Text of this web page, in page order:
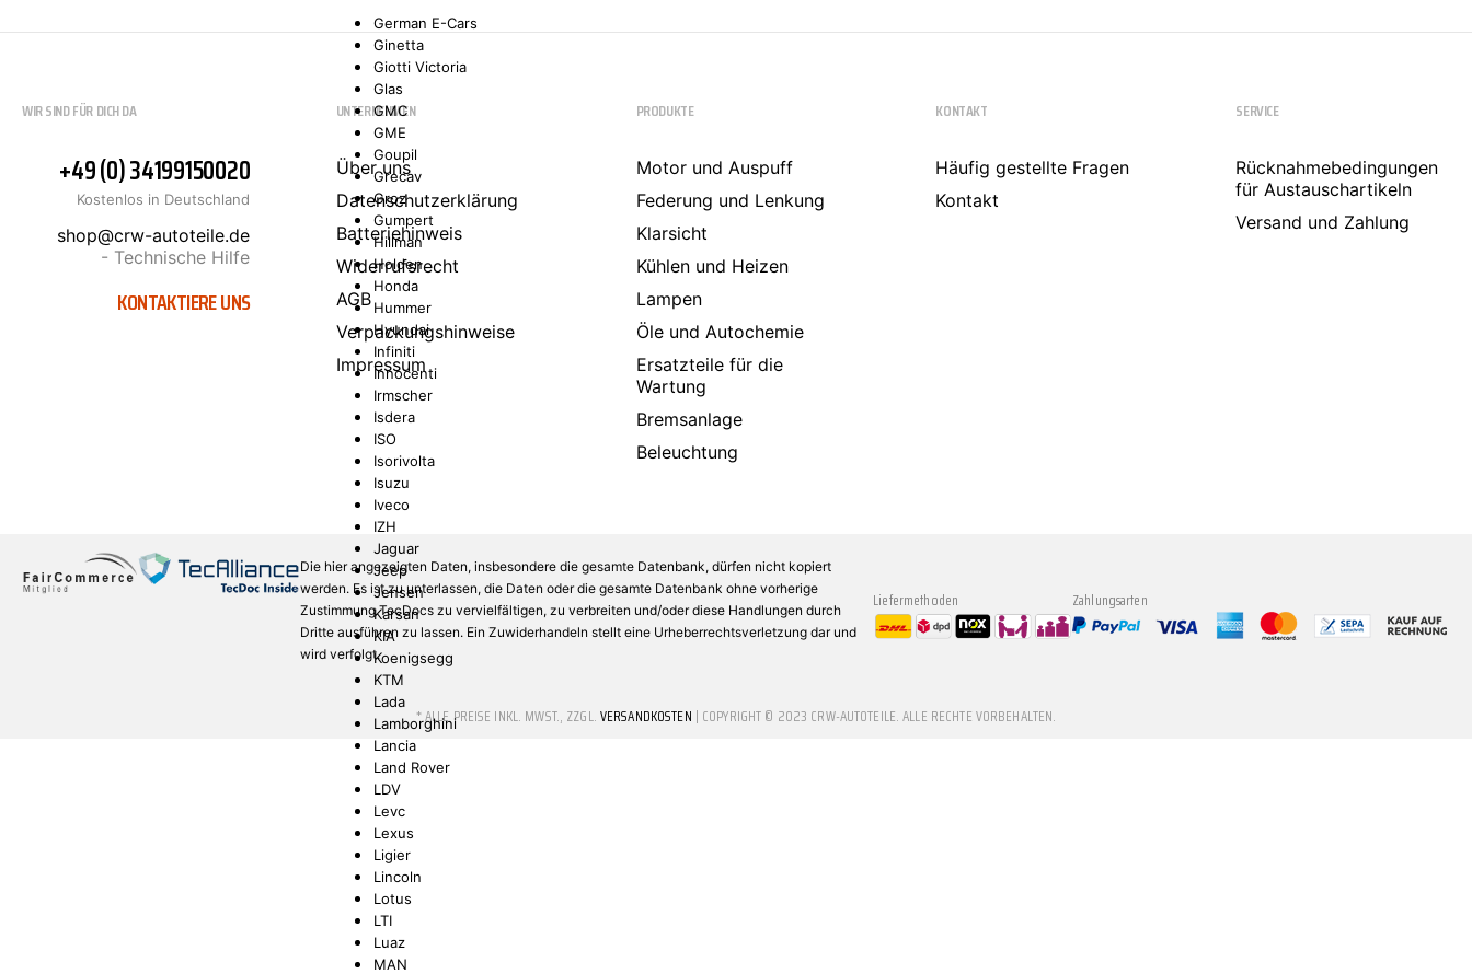
German E-Cars
Ginetta
Giotti Victoria
Glas
GMC
GME
Goupil
Grecav
Groz
Gumpert
Hillman
Holden
Honda
Hummer
Hyundai
Infiniti
Innocenti
Irmscher
Isdera
ISO
Isorivolta
Isuzu
Iveco
IZH
Jaguar
Jeep
Jensen
Karsan
KIA
Koenigsegg
KTM
Lada
Lamborghini
Lancia
Land Rover
LDV
Levc
Lexus
Ligier
Lincoln
Lotus
LTI
Luaz
MAN
WIR SIND FÜR DICH DA
+49 (0) 34199150020
Kostenlos in Deutschland
shop@crw-autoteile.de
- Technische Hilfe
KONTAKTIERE UNS
UNTERNEHMEN
Über uns
Datenschutzerklärung
Batteriehinweis
Widerrufsrecht
AGB
Verpackungshinweise
Impressum
PRODUKTE
Motor und Auspuff
Federung und Lenkung
Klarsicht
Kühlen und Heizen
Lampen
Öle und Autochemie
Ersatzteile für die
Wartung
Bremsanlage
Beleuchtung
KONTAKT
Häufig gestellte Fragen
Kontakt
SERVICE
Rücknahmebedingungen
für Austauschartikeln
Versand und Zahlung
Die hier angezeigten Daten, insbesondere die gesamte Datenbank, dürfen nicht kopiert
werden. Es ist zu unterlassen, die Daten oder die gesamte Datenbank ohne vorherige
Zustimmung TecDocs zu vervielfältigen, zu verbreiten und/oder diese Handlungen durch
Dritte ausführen zu lassen. Ein Zuwiderhandeln stellt eine Urheberrechtsverletzung dar und
wird verfolgt.
Liefermethoden Zahlungsarten
* ALLE PREISE INKL. MWST., ZZGL.VERSANDKOSTEN | COPYRIGHT © 2023 CRW-AUTOTEILE. ALLE RECHTE VORBEHALTEN.